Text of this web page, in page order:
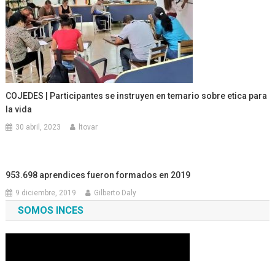
COJEDES | Participantes se instruyen en temario sobre etica para
la vida
30 abril, 2023 ltovar
953.698 aprendices fueron formados en 2019
9 diciembre, 2019 Gilberto Daly
SOMOS INCES